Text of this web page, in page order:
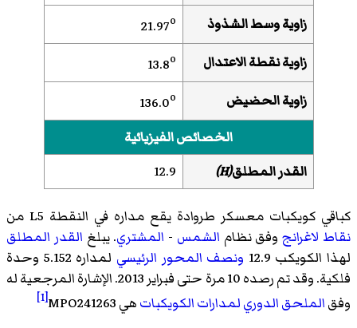
زاوية وسط الشذوذ
21.97o
زاوية نقطة الاعتدال 13.8o
زاوية الحضيض 136.0o
الخصائص الفيزيائية
القدر المطلق(H)
12.9
كباقي كويكبات معسكر طروادة يقع مداره في النقطة L5 من
نقاط لاغرانجوفق نظام الشمس - المشتري. يبلغ القدر المطلق
لهذا الكويكب 12.9
ونصف المحور الرئيسي
لمداره 5.152 وحدة
فلكية. وقد تم رصده 10 مرة حتى فبراير 2013. الإشارة المرجعية له
وفقالملحق الدوري لمدارات الكويكباتهي MPO241263‏ [1]